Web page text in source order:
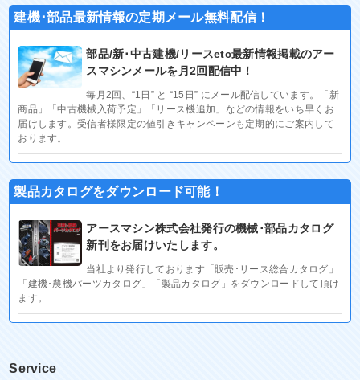
建機･部品最新情報の定期メール無料配信！
部品/新･中古建機/リースetc最新情報掲載のアー
スマシンメールを月2回配信中！
毎月2回、“1日” と “15日” にメール配信しています。「新
商品」「中古機械入荷予定」「リース機追加」などの情報をいち早くお
届けします。受信者様限定の値引きキャンペーンも定期的にご案内して
おります。
製品カタログをダウンロード可能！
アースマシン株式会社発行の機械･部品カタログ
新刊をお届けいたします。
当社より発行しております「販売･リース総合カタログ」
「建機･農機パーツカタログ」「製品カタログ」をダウンロードして頂け
ます。
Service